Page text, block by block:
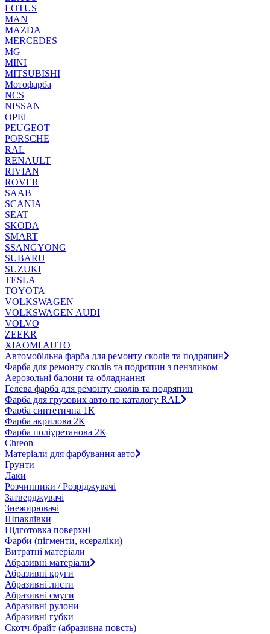
LOTUS
MAN
MAZDA
MERCEDES
MG
MINI
MITSUBISHI
Мотофарба
NCS
NISSAN
OPEl
PEUGEOT
PORSCHE
RAL
RENAULT
RIVIAN
ROVER
SAAB
SCANIA
SEAT
SKODA
SMART
SSANGYONG
SUBARU
SUZUKI
TESLA
TOYOTA
VOLKSWAGEN
VOLKSWAGEN AUDI
VOLVO
ZEEKR
XIAOMI AUTO
Автомобільна фарба для ремонту сколів та подряпин
Фарба для ремонту сколів та подряпин з пензликом
Аерозольні балони та обладнання
Гелева фарба для ремонту сколів та подряпин
Фарба для грузових авто по каталогу RAL
Фарба синтетична 1К
Фарба акрилова 2К
Фарба поліуретанова 2К
Chreon
Матеріали для фарбування авто
Грунти
Лаки
Розчинники / Розріджувачі
Затверджувачі
Знежирювачі
Шпаклівки
Підготовка поверхні
Фарби (пігменти, ксераліки)
Витратні матеріали
Абразивні матеріали
Абразивні круги
Абразивні листи
Абразивні смуги
Абразивні рулони
Абразивні губки
Скотч-брайт (абразивна повсть)